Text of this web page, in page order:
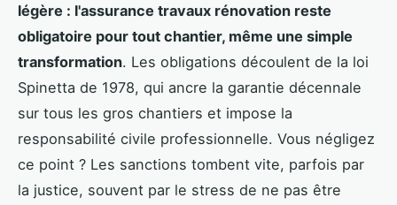
légère : l'assurance travaux rénovation reste
obligatoire pour tout chantier, même une simple
transformation. Les obligations découlent de la loi
Spinetta de 1978, qui ancre la garantie décennale
sur tous les gros chantiers et impose la
responsabilité civile professionnelle. Vous négligez
ce point ? Les sanctions tombent vite, parfois par
la justice, souvent par le stress de ne pas être